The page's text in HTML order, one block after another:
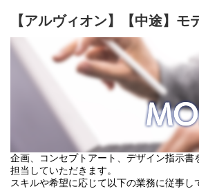
【アルヴィオン】【中途】モ
企画、コンセプトアート、デザイン指示書
担当していただきます。
スキルや希望に応じて以下の業務に従事し